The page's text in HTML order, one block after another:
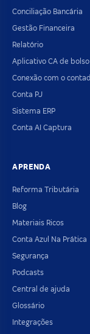
Conciliação Bancária
Gestão Financeira
Relatório
Aplicativo CA de bolso
Conexão com o
Conta PJ
Sistema ERP
Conta AI Captura
APRENDA
Reforma Tributária
Blog
Materiais Ricos
Conta Azul Na Prática
Segurança
Podcasts
Central de ajuda
Glossário
Integrações